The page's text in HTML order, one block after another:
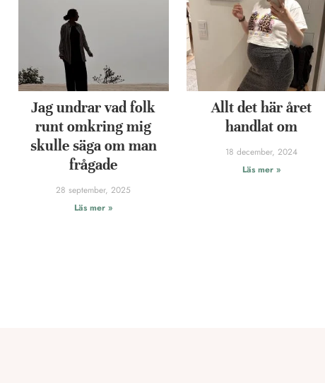
Jag undrar vad folk
runt omkring mig
skulle säga om man
frågade
28 september, 2025
Läs mer »
Allt det här året
handlat om
18 december, 2024
Läs mer »